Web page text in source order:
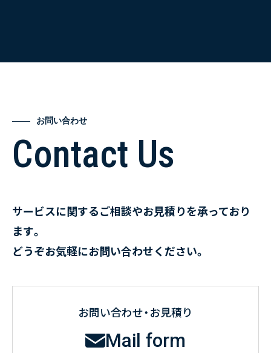
お問い合わせ
Contact Us
サービスに関するご相談やお見積りを承っており
ます。
どうぞお気軽にお問い合わせください。
お問い合わせ・お見積り
Mail form